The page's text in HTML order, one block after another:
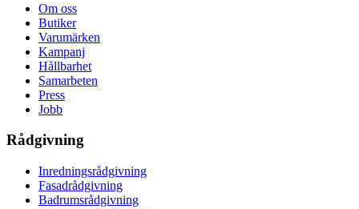
Om oss
Butiker
Varumärken
Kampanj
Hållbarhet
Samarbeten
Press
Jobb
Rådgivning
Inredningsrådgivning
Fasadrådgivning
Badrumsrådgivning